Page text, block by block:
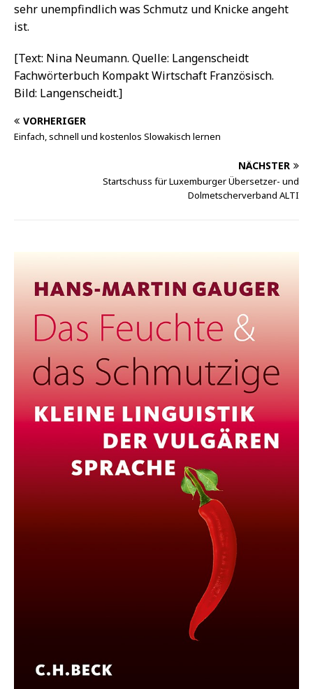
sehr unempfindlich was Schmutz und Knicke angeht
ist.
[Text: Nina Neumann. Quelle: Langenscheidt
Fachwörterbuch Kompakt Wirtschaft Französisch.
Bild: Langenscheidt.]
VORHERIGER
Einfach, schnell und kostenlos Slowakisch lernen
NÄCHSTER
Startschuss für Luxemburger Übersetzer- und
Dolmetscherverband ALTI